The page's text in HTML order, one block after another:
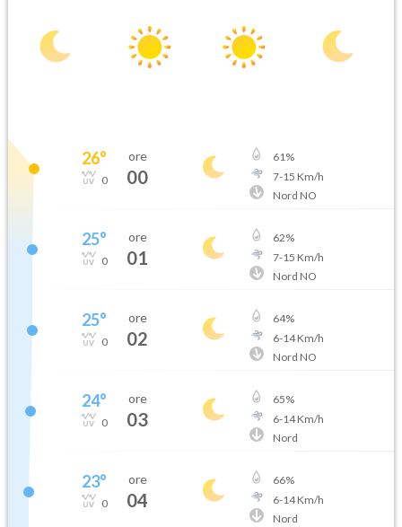
26°
0
ore
00
61%
7-15 Km/h
Nord NO
25°
0
ore
01
62%
7-15 Km/h
Nord NO
25°
0
ore
02
64%
6-14Km/h
Nord NO
24°
0
ore
03
65%
6-14Km/h
Nord
23°
0
ore
04
66%
6-14Km/h
Nord